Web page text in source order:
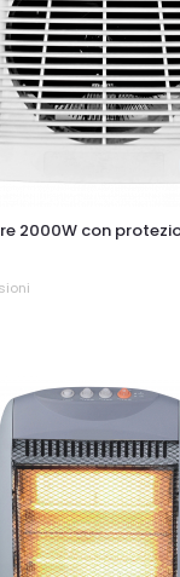
2000W con